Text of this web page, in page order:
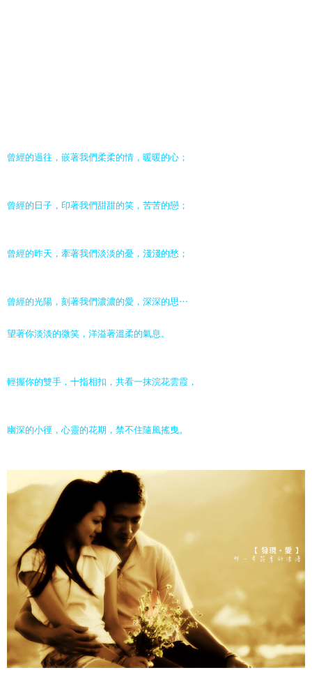
曾經的過往，嵌著我們柔柔的情，暖暖的心；
曾經的日子，印著我們甜甜的笑，苦苦的戀；
曾經的昨天，牽著我們淡淡的憂，淺淺的愁；
曾經的光陽，刻著我們濃濃的愛，深深的思…
望著你淡淡的微笑，洋溢著溫柔的氣息。
輕握你的雙手，十指相扣，共看一抹浣花雲霞，
幽深的小徑，心靈的花期，禁不住隨風搖曳。